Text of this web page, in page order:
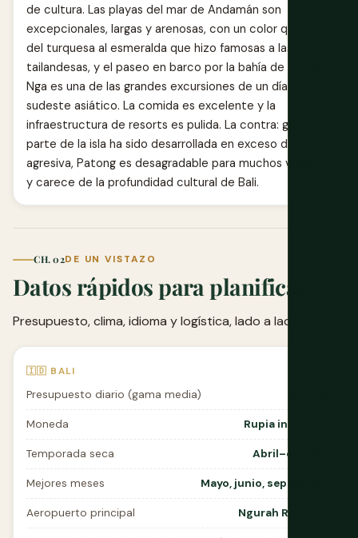
de cultura. Las playas del mar de Andamán son
excepcionales, largas y arenosas, con un color que va
del turquesa al esmeralda que hizo famosas a las aguas
tailandesas, y el paseo en barco por la bahía de Phang
Nga es una de las grandes excursiones de un día del
sudeste asiático. La comida es excelente y la
infraestructura de resorts es pulida. La contra: gran
parte de la isla ha sido desarrollada en exceso de forma
agresiva, Patong es desagradable para muchos viajeros
y carece de la profundidad cultural de Bali.
CH. 02DE UN VISTAZO
Datos rápidos para planificar
Presupuesto, clima, idioma y logística, lado a lado.
🇮🇩 BALI
Presupuesto diario (gama media)
Moneda Rupia indonesia
Temporada seca Abril–octubre
Mejores meses Mayo, junio, septiembre
Aeropuerto principal Ngurah Rai (DPS)